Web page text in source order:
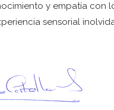
y empatía con
sensorial